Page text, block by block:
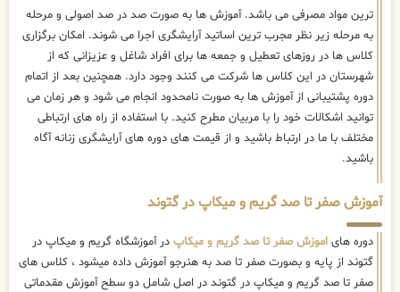
ترین مواد مصرفی می باشد. آموزش ها به صورت صد در صد اصولی و مرحله
به مرحله زیر نظر مجرب ترین اساتید آرایشگری اجرا می شوند. امکان برگزاری
کلاس ها در روزهای تعطیل و جمعه ها برای افراد شاغل و عزیزانی که از
شهرستان در این کلاس ها شرکت می کنند وجود دارد. همچنین بعد از اتمام
دوره پشتیبانی از آموزش ها به صورت نامحدود انجام می شود و هر زمان می
توانید اشکالات خود را با مربیان مطرح کنید. با استفاده از راه های ارتباطی
مختلف با ما در ارتباط باشید و از قیمت های دوره های آرایشگری زنانه آگاه
باشید.
آموزش صفر تا صد گریم و میکاپ در گتوند
دوره های اموزش صفر تا صد گریم و میکاپ در آموزشگاه گریم و میکاپ در
گتوند از پایه و بصورت صفر تا صد به هنرجو آموزش داده میشود ، کلاس های
صفر تا صد گریم و میکاپ در گتوند در اصل شامل دو سطح آموزش مقدماتی